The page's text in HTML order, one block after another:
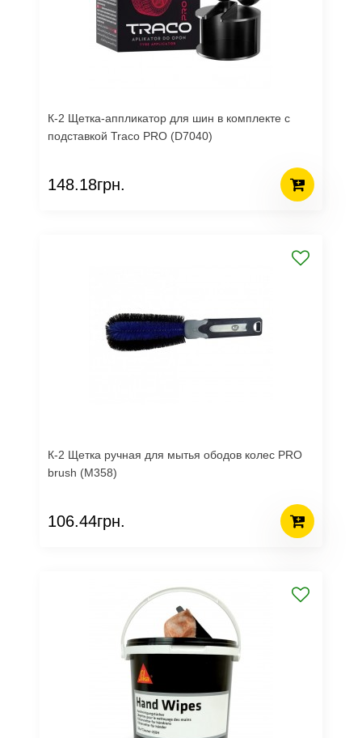
К-2 Щетка-аппликатор для шин в комплекте с
подставкой Traco PRO (D7040)
148.18грн.
К-2 Щетка ручная для мытья ободов колес PRO
brush (M358)
106.44грн.